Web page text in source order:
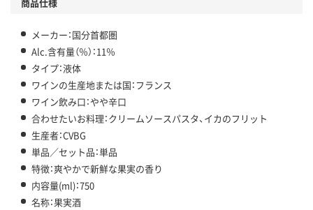
メーカー：国分首都圏
Alc.含有量（％）：11％
タイプ：液体
ワインの生産地または国：フランス
ワイン飲み口：やや辛口
合わせたいお料理：クリームソースパスタ、イカのフリット
生産者：CVBG
単品／セット品：単品
特徴：爽やかで新鮮な果実の香り
内容量(ml)：750
名称：果実酒